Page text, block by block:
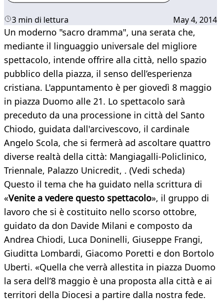
3 min di lettura May 4, 2014
Un moderno "sacro dramma", una serata che,
mediante il linguaggio universale del migliore
spettacolo, intende offrire alla città, nello spazio
pubblico della piazza, il senso dell’esperienza
cristiana. L'appuntamento è per giovedì 8 maggio
in piazza Duomo alle 21. Lo spettacolo sarà
preceduto da una processione in città del Santo
Chiodo, guidata dall'arcivescovo, il cardinale
Angelo Scola, che si fermerà ad ascoltare quattro
diverse realtà della città: Mangiagalli-Policlinico,
Triennale, Palazzo Unicredit, . (Vedi scheda)
Questo il tema che ha guidato nella scrittura di
«Venite a vedere questo spettacolo», il gruppo di
lavoro che si è costituito nello scorso ottobre,
guidato da don Davide Milani e composto da
Andrea Chiodi, Luca Doninelli, Giuseppe Frangi,
Giuditta Lombardi, Giacomo Poretti e don Bortolo
Uberti. «Quella che verrà allestita in piazza Duomo
la sera dell’8 maggio è una proposta alla città e ai
territori della Diocesi a partire dalla nostra fede.